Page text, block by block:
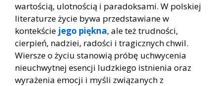
wartością, ulotnością i paradoksami. W polskiej
literaturze życie bywa przedstawiane w
kontekście jego piękna, ale też trudności,
cierpień, nadziei, radości i tragicznych chwil.
Wiersze o życiu stanowią próbę uchwycenia
nieuchwytnej esencji ludzkiego istnienia oraz
wyrażenia emocji i myśli związanych z